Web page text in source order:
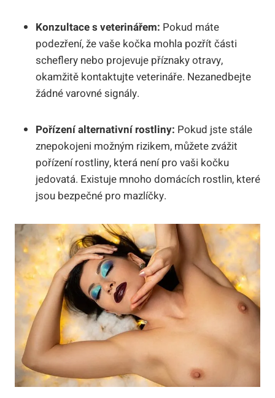
Konzultace s veterinářem: Pokud máte
podezření, že vaše kočka mohla pozřít části
scheflery nebo projevuje příznaky otravy,
okamžitě kontaktujte veterináře. Nezanedbejte
žádné varovné signály.
Pořízení alternativní rostliny: Pokud jste stále
znepokojeni možným rizikem, můžete zvážit
pořízení rostliny, která není pro vaši kočku
jedovatá. Existuje mnoho domácích rostlin, které
jsou bezpečné pro mazlíčky.